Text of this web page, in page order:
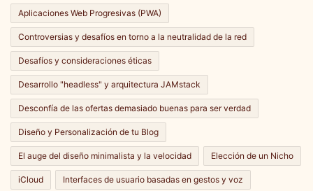
Aplicaciones Web Progresivas (PWA)
Controversias y desafíos en torno a la neutralidad de la red
Desafíos y consideraciones éticas
Desarrollo "headless" y arquitectura JAMstack
Desconfía de las ofertas demasiado buenas para ser verdad
Diseño y Personalización de tu Blog
El auge del diseño minimalista y la velocidad Elección de un Nicho
iCloud Interfaces de usuario basadas en gestos y voz